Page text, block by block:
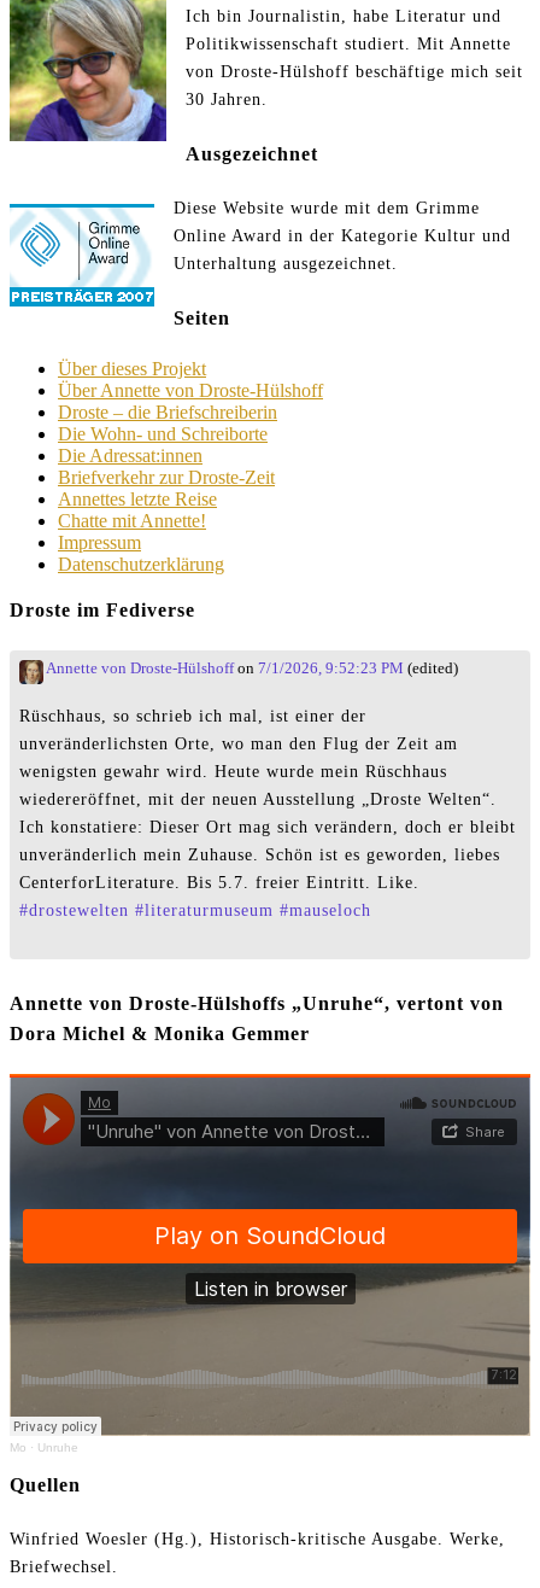
Ich bin Journalistin, habe Literatur und
Politikwissenschaft studiert. Mit Annette
von Droste-Hülshoff beschäftige mich seit
30 Jahren.
Ausgezeichnet
Diese Website wurde mit dem Grimme
Online Award in der Kategorie Kultur und
Unterhaltung ausgezeichnet.
Seiten
Über dieses Projekt
Über Annette von Droste-Hülshoff
Droste – die Briefschreiberin
Die Wohn- und Schreiborte
Die Adressat:innen
Briefverkehr zur Droste-Zeit
Annettes letzte Reise
Chatte mit Annette!
Impressum
Datenschutzerklärung
Droste im Fediverse
Annette von Droste-Hülshoffon 7/1/2026, 9:52:23 PM (edited)
Rüschhaus, so schrieb ich mal, ist einer der
unveränderlichsten Orte, wo man den Flug der Zeit am
wenigsten gewahr wird. Heute wurde mein Rüschhaus
wiedereröffnet, mit der neuen Ausstellung „Droste Welten“.
Ich konstatiere: Dieser Ort mag sich verändern, doch er bleibt
unveränderlich mein Zuhause. Schön ist es geworden, liebes
CenterforLiterature. Bis 5.7. freier Eintritt. Like.
#drostewelten #literaturmuseum #mauseloch
Annette von Droste-Hülshoffs „Unruhe“, vertont von
Dora Michel & Monika Gemmer
Mo · Unruhe
Quellen
Winfried Woesler (Hg.), Historisch-kritische Ausgabe. Werke,
Briefwechsel.